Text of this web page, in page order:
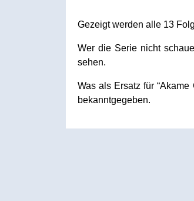
Gezeigt werden alle 13
Wer die Serie nicht
sehen.
Was als Ersatz für
bekanntgegeben.